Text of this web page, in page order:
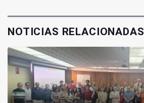
NOTICIAS RELACIONADAS